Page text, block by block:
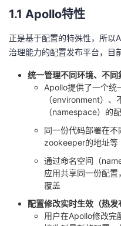
注
的
开
的
我
的
我
技
的
1.1 Apollo特性
正是基于配置的特殊性，所以
治理能力的配置发布平台，目
统一管理不同环境、不同
Apollo提供了一个统
（environment）
（namespace）的配
同一份代码部署在
zookeeper的地址等
通过命名空间（
应用共享同一份配
覆盖
配置修改实时生效（热发
用户在Apollo修改完